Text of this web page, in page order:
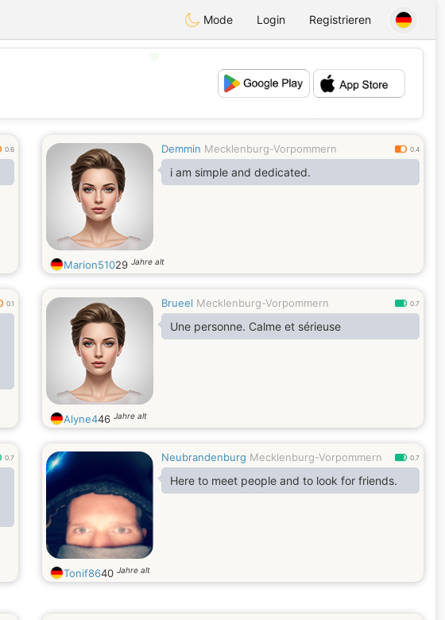
Mode Login Registrieren
💕
0.6 Demmin Mecklenburg-Vorpommern 0.4
i am simple and dedicated.
Marion51029 Jahre alt
0.1 Brueel Mecklenburg-Vorpommern 0.7
Une personne. Calme et sérieuse
Alyne446 Jahre alt
0.7 Neubrandenburg Mecklenburg-Vorpommern 0.7
Here to meet people and to look for friends.
Tonif8640 Jahre alt